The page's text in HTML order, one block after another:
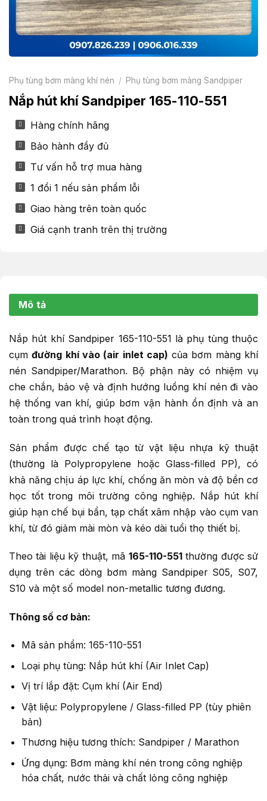
Phụ tùng bơm màng khí nén / Phụ tùng bơm màng Sandpiper
Nắp hút khí Sandpiper 165-110-551
Hàng chính hãng
Bảo hành đầy đủ
Tư vấn hỗ trợ mua hàng
1 đổi 1 nếu sản phẩm lỗi
Giao hàng trên toàn quốc
Giá cạnh tranh trên thị trường
Mô tả
Nắp hút khí Sandpiper 165-110-551 là phụ tùng thuộc
cụmđường khí vào (air inlet cap) của bơm màng khí
nén Sandpiper/Marathon. Bộ phận này có nhiệm vụ
che chắn, bảo vệ và định hướng luồng khí nén đi vào
hệ thống van khí, giúp bơm vận hành ổn định và an
toàn trong quá trình hoạt động.
Sản phẩm được chế tạo từ vật liệu nhựa kỹ thuật
(thường là Polypropylene hoặc Glass-filled PP), có
khả năng chịu áp lực khí, chống ăn mòn và độ bền cơ
học tốt trong môi trường công nghiệp. Nắp hút khí
giúp hạn chế bụi bẩn, tạp chất xâm nhập vào cụm van
khí, từ đó giảm mài mòn và kéo dài tuổi thọ thiết bị.
Theo tài liệu kỹ thuật, mã 165-110-551thường được sử
dụng trên các dòng bơm màng Sandpiper S05, S07,
S10 và một số model non-metallic tương đương.
Thông số cơ bản:
Mã sản phẩm: 165-110-551
Loại phụ tùng: Nắp hút khí (Air Inlet Cap)
Vị trí lắp đặt: Cụm khí (Air End)
Vật liệu: Polypropylene / Glass-filled PP (tùy phiên
bản)
Thương hiệu tương thích: Sandpiper / Marathon
Ứng dụng: Bơm màng khí nén trong công nghiệp
hóa chất, nước thải và chất lỏng công nghiệp